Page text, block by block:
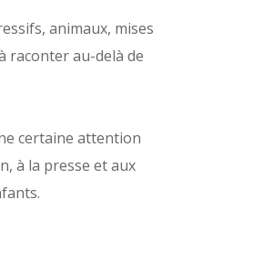
animaux, mises
raconter au-delà de
certaine attention
à la presse et aux